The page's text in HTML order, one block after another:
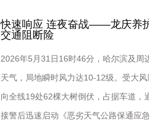
快速响应 连夜奋战——龙庆养
交通阻断险
2026年5月31日16时46分，哈尔滨及周
天气，局地瞬时风力达10-12级。受大
向全线19处62棵大树倒伏，占据车道，
接警后迅速启动《恶劣天气公路保通应